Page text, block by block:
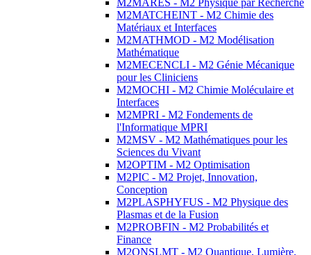
M2MARES - M2 Physique par Recherche
M2MATCHEINT - M2 Chimie des
Matériaux et Interfaces
M2MATHMOD - M2 Modélisation
Mathématique
M2MECENCLI - M2 Génie Mécanique
pour les Cliniciens
M2MOCHI - M2 Chimie Moléculaire et
Interfaces
M2MPRI - M2 Fondements de
l'Informatique MPRI
M2MSV - M2 Mathématiques pour les
Sciences du Vivant
M2OPTIM - M2 Optimisation
M2PIC - M2 Projet, Innovation,
Conception
M2PLASPHYFUS - M2 Physique des
Plasmas et de la Fusion
M2PROBFIN - M2 Probabilités et
Finance
M2QNSLMT - M2 Quantique, Lumière,